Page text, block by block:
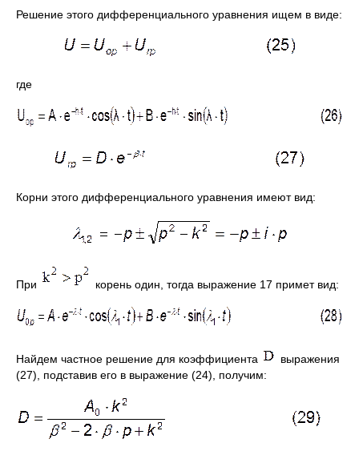
Решение этого дифференциального уравнения ищем в виде:
где
Корни этого дифференциального уравнения имеют вид:
При корень один, тогда выражение 17 примет вид:
Найдем частное решение для коэффициента
выражения
(27), подставив его в выражение (24), получим: